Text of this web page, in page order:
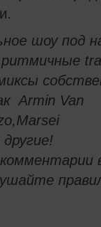
шоу под
Armin Van